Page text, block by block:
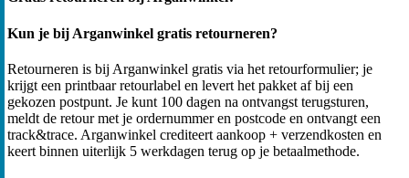
Kun je bij Arganwinkel gratis retourneren?
Retourneren is bij Arganwinkel gratis via het retourformulier; je
krijgt een printbaar retourlabel en levert het pakket af bij een
gekozen postpunt. Je kunt 100 dagen na ontvangst terugsturen,
meldt de retour met je ordernummer en postcode en ontvangt een
track&trace. Arganwinkel crediteert aankoop + verzendkosten en
keert binnen uiterlijk 5 werkdagen terug op je betaalmethode.